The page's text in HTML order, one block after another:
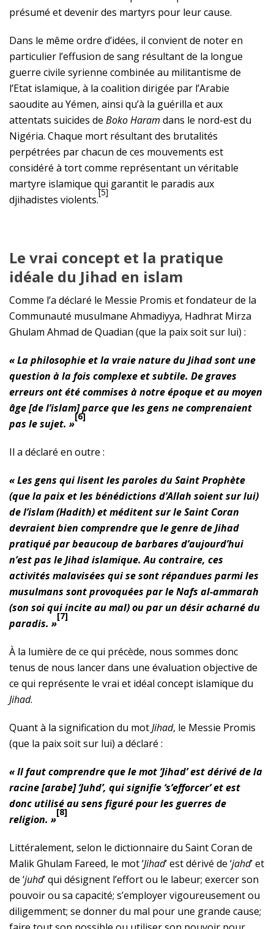
présumé et devenir des martyrs pour leur cause.
Dans le même ordre d’idées, il convient de noter en
particulier l’effusion de sang résultant de la longue
guerre civile syrienne combinée au militantisme de
l’Etat islamique, à la coalition dirigée par l’Arabie
saoudite au Yémen, ainsi qu’à la guérilla et aux
attentats suicides de BokoHaram dans le nord-est du
Nigéria. Chaque mort résultant des brutalités
perpétrées par chacun de ces mouvements est
considéré à tort comme représentant un véritable
martyre islamique qui garantit le paradis aux
djihadistes violents.
[5]
Le vrai concept et la pratique
idéale du Jihad en islam
Comme l’a déclaré le Messie Promis et fondateur de la
Communauté musulmane Ahmadiyya, Hadhrat Mirza
Ghulam Ahmad de Quadian (que la paix soit sur lui) :
« La philosophie et la vraie nature du Jihad sont une
question à la fois complexe et subtile. De graves
erreurs ont été commises à notre époque et au moyen
âge [de l’islam] parce que les gens ne comprenaient
pas le sujet. »
[6]
Il a déclaré en outre :
« Les gens qui lisent les paroles du Saint Prophète
(que la paix et les bénédictions d’Allah soient sur lui)
de l’islam (Hadith) et méditent sur le Saint Coran
devraient bien comprendre que le genre de Jihad
pratiqué par beaucoup de barbares d’aujourd’hui
n’est pas le Jihad islamique. Au contraire, ces
activités malavisées qui se sont répandues parmi les
musulmans sont provoquées par le Nafs al-ammarah
(son soi qui incite au mal) ou par un désir acharné du
paradis. »
[7]
À la lumière de ce qui précède, nous sommes donc
tenus de nous lancer dans une évaluation objective de
ce qui représente le vrai et idéal concept islamique du
Jihad.
Quant à la signification du motJihad, le Messie Promis
(que la paix soit sur lui) a déclaré :
« Il faut comprendre que le mot ‘Jihad’ est dérivé de la
racine [arabe] ‘Juhd’, qui signifie ‘s’efforcer’ et est
donc utilisé au sens figuré pour les guerres de
religion. »
[8]
Littéralement, selon le dictionnaire du Saint Coran de
Malik Ghulam Fareed, le mot ‘Jihad’ est dérivé de ‘jahd’ et
de ‘juhd’ qui désignent l’effort ou le labeur; exercer son
pouvoir ou sa capacité; s’employer vigoureusement ou
diligemment; se donner du mal pour une grande cause;